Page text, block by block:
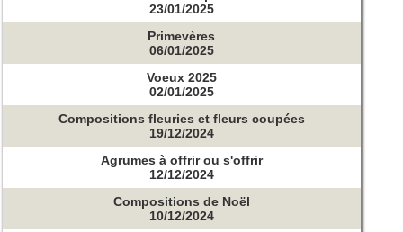
23/01/2025
Primevères
06/01/2025
Voeux 2025
02/01/2025
Compositions fleuries et fleurs coupées
19/12/2024
Agrumes à offrir ou s'offrir
12/12/2024
Compositions de Noël
10/12/2024